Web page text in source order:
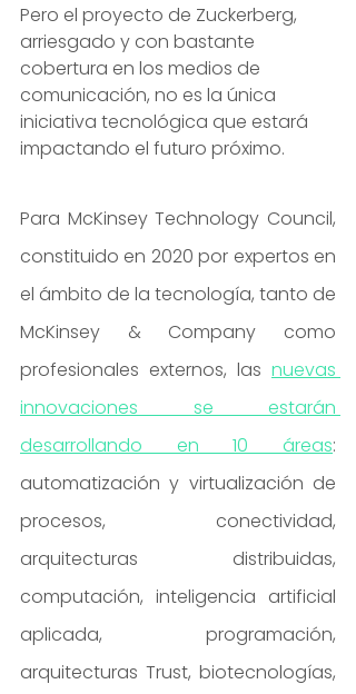
Pero el proyecto de Zuckerberg,
arriesgado y con bastante
cobertura en los medios de
comunicación, no es la única
iniciativa tecnológica que estará
impactando el futuro próximo.
Para McKinsey Technology Council,
constituido en 2020 por expertos en
el ámbito de la tecnología, tanto de
McKinsey & Company como
profesionales externos, las nuevas
innovaciones se estarán
desarrollando en 10 áreas:
automatización y virtualización de
procesos, conectividad,
arquitecturas distribuidas,
computación, inteligencia artificial
aplicada, programación,
arquitecturas Trust, biotecnologías,